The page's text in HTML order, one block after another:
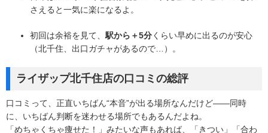
さえると一気に楽になるよ。
初回は余裕を見て、 駅から＋5分くらい早めに出るのが安心
（北千住、出口ガチャがあるので…）。
ライザップ北千住店の口コミの総評
口コミって、正直いちばん“本音”が出る場所なんだけど――同時
に、いちばん判断を迷わせる場所でもあるんだよね。
「めちゃくちゃ痩せた！」みたいな声もあれば、「きつい」「合わ